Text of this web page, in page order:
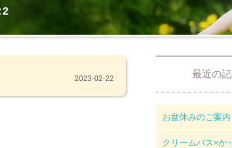
2023-02-22 最近の
お盆休みのご案内
クリームバス×か